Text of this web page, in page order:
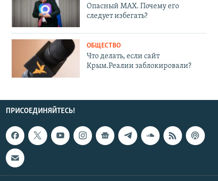
Опасный MAX. Почему его
следует избегать?
ОБЩЕСТВО
Что делать, если сайт
Крым.Реалии заблокировали?
ПРИСОЕДИНЯЙТЕСЬ!